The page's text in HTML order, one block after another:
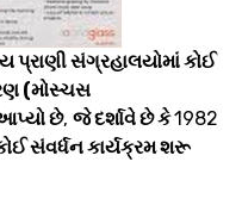
પ્રાણી સંગ્રહાલયોમાં કોઈ
(મોસ્ચસ
છે, જે દર્શાવે છે કે1982
સંવર્ધન કાર્યક્રમ શરૂ